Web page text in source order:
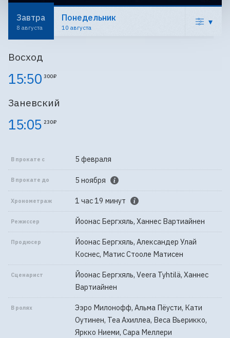
Завтра
8 августа
Понедельник
10 августа
▾
Восход
15:50 300 ₽
Заневский
15:05 230 ₽
В прокате с 5 февраля
В прокате до 5 ноября
Хронометраж 1 час 19 минут
Режиссер Йоонас Бергхяль, Ханнес Вартиайнен
Продюсер
Йоонас Бергхяль, Александер Улай
Коснес, Матис Стооле Матисен
Сценарист
Йоонас Бергхяль, Veera Tyhtilä, Ханнес
Вартиайнен
В ролях
Ээро Милонофф, Альма Пёусти, Кати
Оутинен, Теа Ахиллеа, Веса Вьерикко,
Яркко Ниеми, Сара Меллери